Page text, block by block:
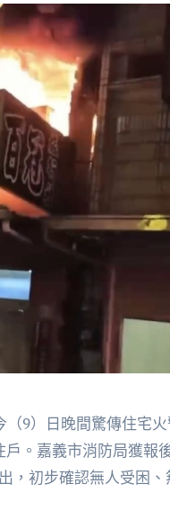
（9）日晚間驚傳住宅
。嘉義市消防局獲報
，初步確認無人受困、